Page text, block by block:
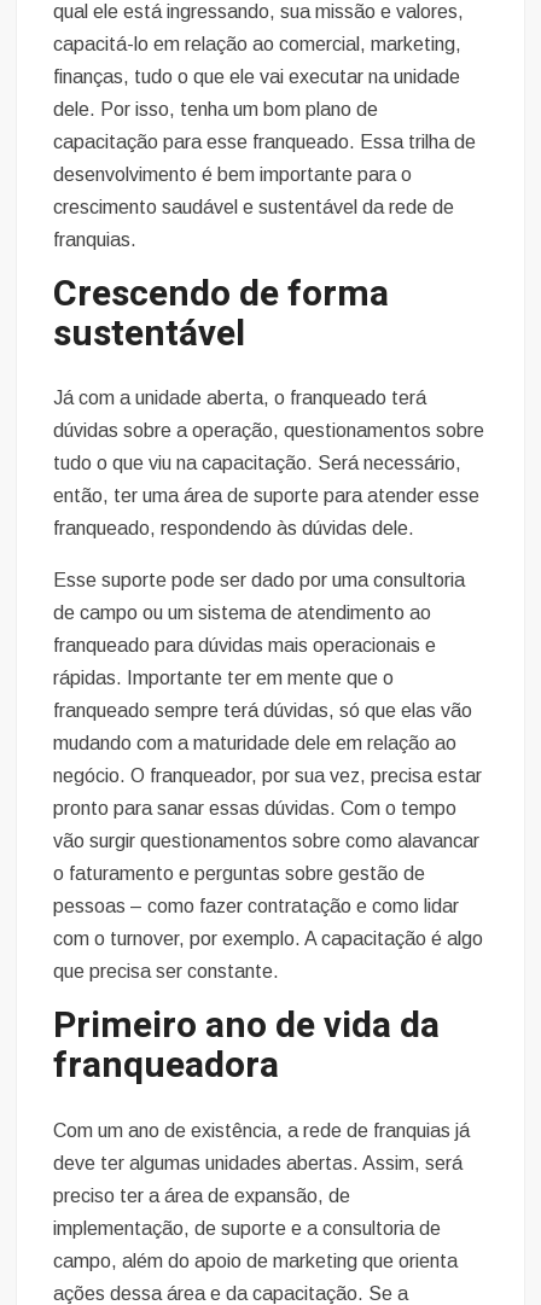
qual ele está ingressando, sua missão e valores,
capacitá-lo em relação ao comercial, marketing,
finanças, tudo o que ele vai executar na unidade
dele. Por isso, tenha um bom plano de
capacitação para esse franqueado. Essa trilha de
desenvolvimento é bem importante para o
crescimento saudável e sustentável da rede de
franquias.
Crescendo de forma
sustentável
Já com a unidade aberta, o franqueado terá
dúvidas sobre a operação, questionamentos sobre
tudo o que viu na capacitação. Será necessário,
então, ter uma área de suporte para atender esse
franqueado, respondendo às dúvidas dele.
Esse suporte pode ser dado por uma consultoria
de campo ou um sistema de atendimento ao
franqueado para dúvidas mais operacionais e
rápidas. Importante ter em mente que o
franqueado sempre terá dúvidas, só que elas vão
mudando com a maturidade dele em relação ao
negócio. O franqueador, por sua vez, precisa estar
pronto para sanar essas dúvidas. Com o tempo
vão surgir questionamentos sobre como alavancar
o faturamento e perguntas sobre gestão de
pessoas – como fazer contratação e como lidar
com o turnover, por exemplo. A capacitação é algo
que precisa ser constante.
Primeiro ano de vida da
franqueadora
Com um ano de existência, a rede de franquias já
deve ter algumas unidades abertas. Assim, será
preciso ter a área de expansão, de
implementação, de suporte e a consultoria de
campo, além do apoio de marketing que orienta
ações dessa área e da capacitação. Se a